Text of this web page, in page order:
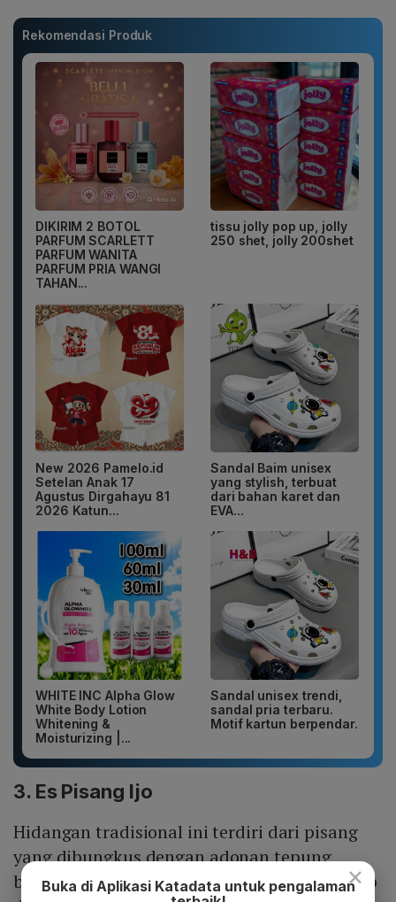
Rekomendasi Produk
DIKIRIM 2 BOTOL
PARFUM SCARLETT
PARFUM WANITA
PARFUM PRIA WANGI
TAHAN...
tissu jolly pop up, jolly
250 shet, jolly 200shet
New 2026 Pamelo.id
Setelan Anak 17
Agustus Dirgahayu 81
2026 Katun...
Sandal Baim unisex
yang stylish, terbuat
dari bahan karet dan
EVA...
WHITE INC Alpha Glow
White Body Lotion
Whitening &
Moisturizing |...
Sandal unisex trendi,
sandal pria terbaru.
Motif kartun berpendar.
3. Es Pisang Ijo
Hidangan tradisional ini terdiri dari pisang
yang dibungkus dengan adonan tepung
berwarna hijau. Kesegarannya makin lengkap
×
Buka di Aplikasi Katadata untuk pengalaman